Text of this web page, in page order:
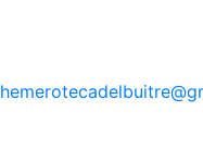
hemerotecadelbuitre